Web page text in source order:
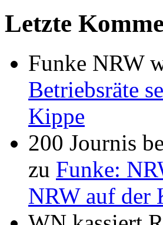
Letzte
Funke NRW
Betriebsräte
Kippe
200 Journis
zu Funke:
NRW auf der